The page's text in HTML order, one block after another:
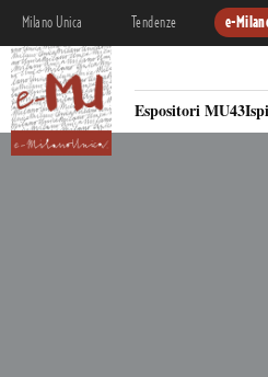
Milano Unica Tendenze e-
Espositori MU43